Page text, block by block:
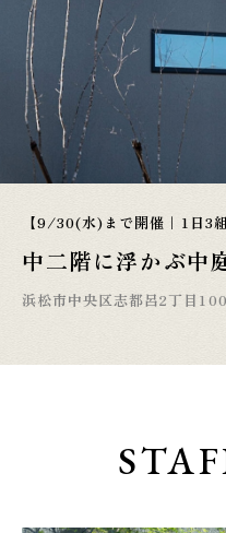
【9/30(水)まで開催｜1日3組
中二階に浮かぶ中
浜松市中央区志都呂2丁目